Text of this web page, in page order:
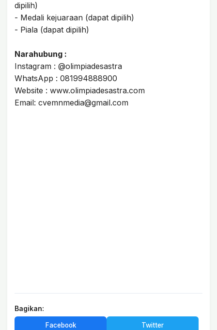
dipilih)
- Medali kejuaraan (dapat dipilih)
- Piala (dapat dipilih)
Narahubung :
Instagram : @olimpiadesastra
WhatsApp : 081994888900
Website : www.olimpiadesastra.com
Email: cvemnmedia@gmail.com
Bagikan:
Facebook Twitter